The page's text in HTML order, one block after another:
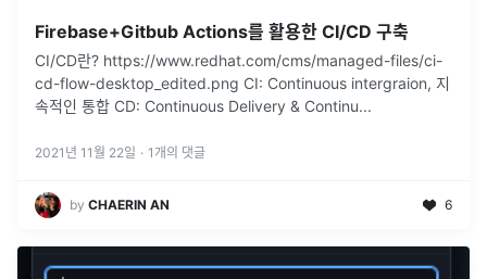
Firebase+Gitbub Actions를 활용한 CI/CD 구축
CI/CD란? https://www.redhat.com/cms/managed-files/ci-
cd-flow-desktop_edited.png CI: Continuous intergraion, 지
속적인 통합 CD: Continuous Delivery & Continu...
2021년 11월 22일 · 1 개의 댓글
by CHAERIN AN 6